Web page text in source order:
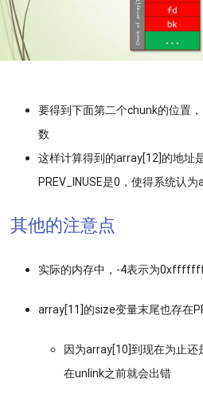
要得到下面第二个chunk的位置
数
这样计算得到的array[12]的地址
PREV_INUSE是0，使得系统认
其他的注意点
实际的内存中，-4表示为
array[11]的size变量末尾也存在
因为array[10]到现在为止
在unlink之前就会出错